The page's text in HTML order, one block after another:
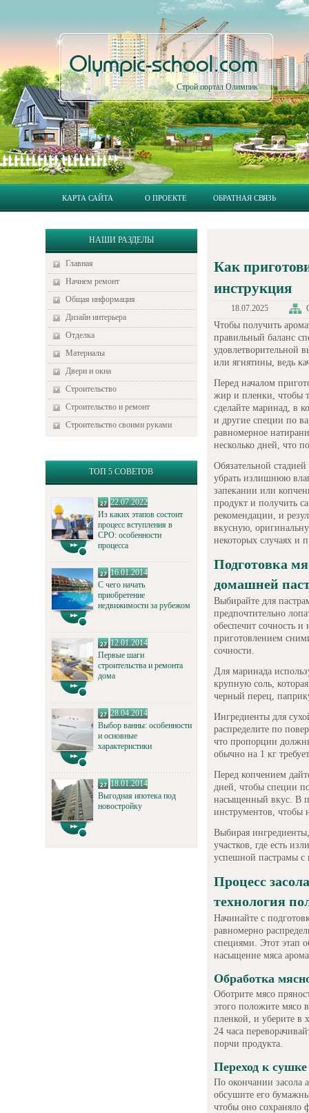
Olympic-school.com
Строй портал Олимпик
КАРТА САЙТА О ПРОЕКТЕ ОБРАТНАЯ СВЯЗЬ
НАШИ РАЗДЕЛЫ
Главная
Начнем ремонт
Общая информация
Дизайн интерьера
Отделка
Материалы
Двери и окна
Строительство
Строительство и ремонт
Строительство своими руками
ТОП 5 СОВЕТОВ
22.07.2022
Из каких этапов состоит
процесс вступления в
СРО: особенности
процесса
16.01.2014
С чего начать
приобретение
недвижимости за рубежом
12.01.2014
Первые шаги
строительства и ремонта
дома
28.04.2014
Выбор ванны: особенности
и основные
характеристики
18.01.2014
Выгодная ипотека под
новостройку
Как
инструкция
18.07.2025
Чтобы получить
правильный баланс
удовлетворительной
или ягнятины, ведь
Перед началом
жир и пленки, чтобы
сделайте маринад, в
и другие специи по
равномерное
несколько дней, что
Обязательной
убрать излишнюю
запекании или
продукт и получить
рекомендации, и
вкусную,
некоторых случаях и
Подготовка
домашней
Выбирайте для
предпочтительно
обеспечит сочность
приготовлением
сочности.
Для маринада
крупную соль,
черный перец,
Ингредиенты для
распределите по
что пропорции
обычно на 1 кг
Перед копчением
дней, чтобы специи
насыщенный вкус. В
инструментов, чтобы
Выбирая
участков, где есть
успешной пастрамы с
Процесс
технология
Начинайте с
равномерно
специями. Этот этап
насыщение мяса
Обработка
Оботрите мясо
этого положите мясо
пленкой, и уберите в
24 часа
порчи продукта.
Переход к
По окончании засола
обсушите его
чтобы оно сохраняло